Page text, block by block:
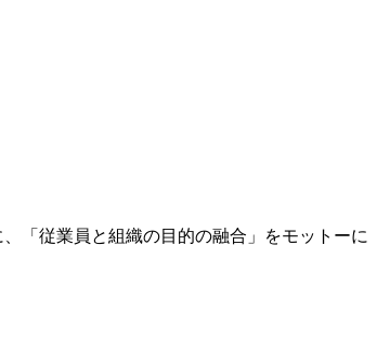
「従業員と組織の目的の融合」をモットーに